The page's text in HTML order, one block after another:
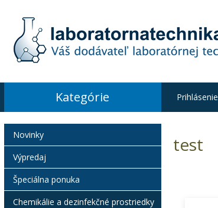
test
Novinky
Výpredaj
Špeciálna ponuka
Chemikálie a dezinfekčné prostriedky
Kategórie